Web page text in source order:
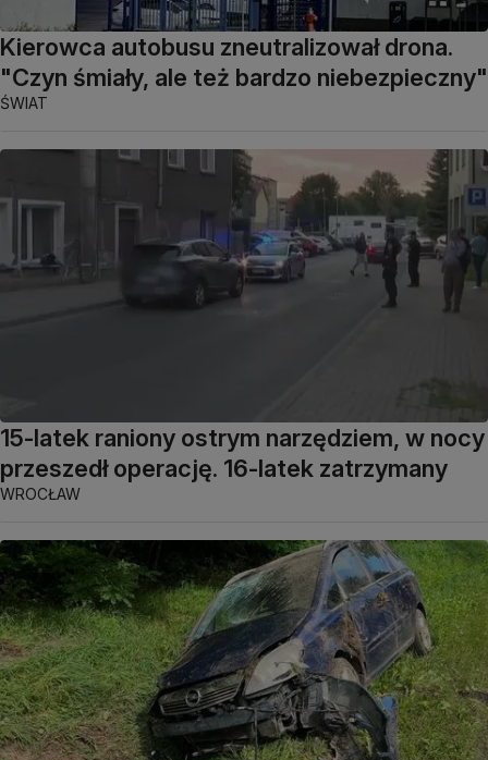
Kierowca autobusu zneutralizował drona.
"Czyn śmiały, ale też bardzo niebezpieczny"
ŚWIAT
15-latek raniony ostrym narzędziem, w nocy
przeszedł operację. 16-latek zatrzymany
WROCŁAW